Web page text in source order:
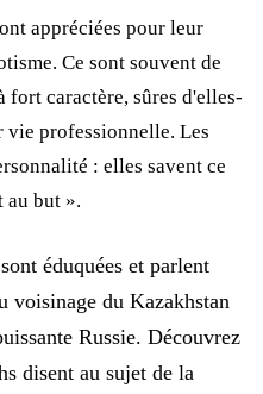
appréciées pour leur
Ce sont souvent de
fort caractère, sûres d'elles-
vie professionnelle. Les
: elles savent ce
au but ».
éduquées et parlent
voisinage du Kazakhstan
Russie. Découvrez
disent au sujet de la